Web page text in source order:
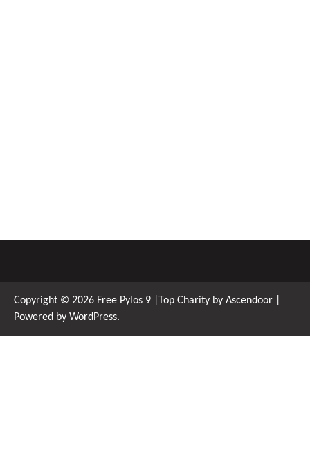
Copyright © 2026 Free Pylos 9 |Top Charity by Ascendoor
Powered by WordPress.